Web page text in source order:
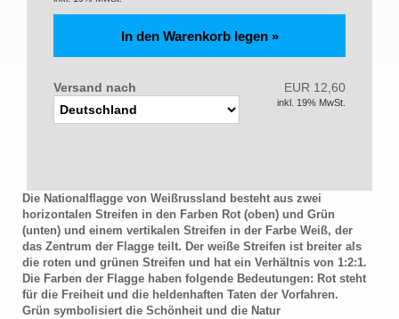
Versand nach EUR 12,60
inkl. 19% MwSt.
Die Nationalflagge von Weißrussland besteht aus zwei
horizontalen Streifen in den Farben Rot (oben) und Grün
(unten) und einem vertikalen Streifen in der Farbe Weiß, der
das Zentrum der Flagge teilt. Der weiße Streifen ist breiter als
die roten und grünen Streifen und hat ein Verhältnis von 1:2:1.
Die Farben der Flagge haben folgende Bedeutungen: Rot steht
für die Freiheit und die heldenhaften Taten der Vorfahren.
Grün symbolisiert die Schönheit und die Natur